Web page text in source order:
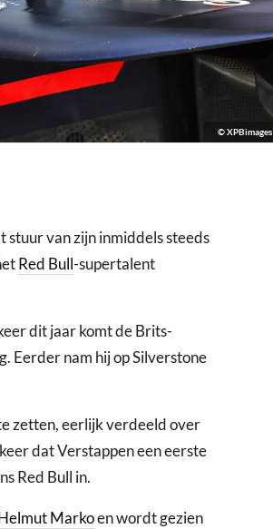
© XPBimages
stuur van zijn inmiddels steeds
Red Bull-supertalent
dit jaar komt de Brits-
Eerder nam hij op Silverstone
zetten, eerlijk verdeeld over
dat Verstappen een eerste
Red Bull in.
Markoen wordt gezien